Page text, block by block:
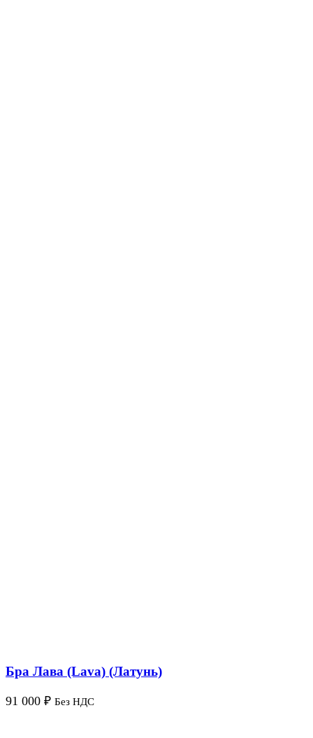
Бра Лава (Lava) (Латунь)
91 000 ₽ Без НДС